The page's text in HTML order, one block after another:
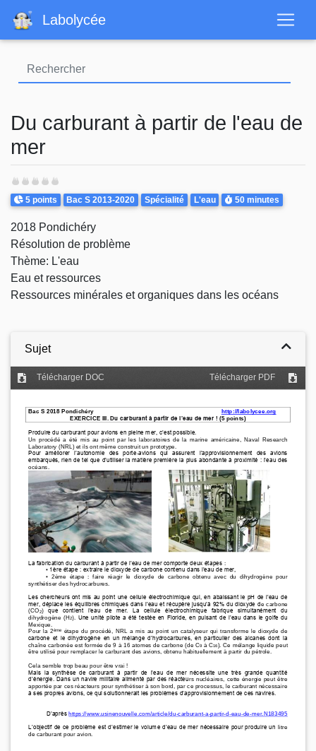
contenu
Labolycée
Du carburant à partir de l'eau de
mer
Points
5 points Theme
Bac S 2013-2020 Spécialité L'eau Durée
50 minutes
2018 Pondichéry
Résolution de problème
Thème: L'eau
Eau et ressources
Ressources minérales et organiques dans les océans
Sujet